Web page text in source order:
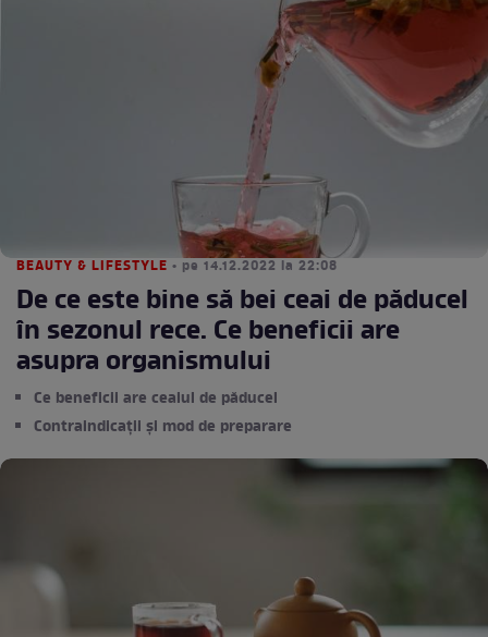
BEAUTY & LIFESTYLE • pe 14.12.2022 la 22:08
De ce este bine să bei ceai de păducel
în sezonul rece. Ce beneficii are
asupra organismului
Ce beneficii are ceaiul de păducel
Contraindicații și mod de preparare